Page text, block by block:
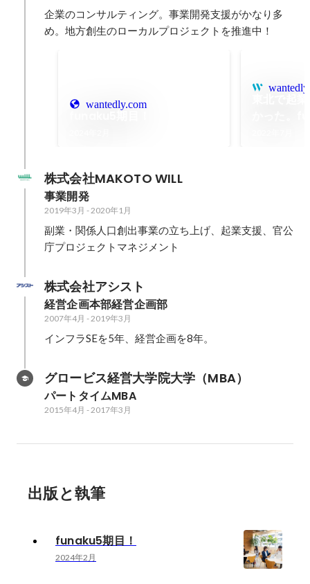
企業のコンサルティング。事業開発支援がかなり多
め。地方創生のローカルプロジェクトを推進中！
wantedly.com
株式会社MAKOTO WILL
事業開発
2019年3月 - 2020年1月
副業・関係人口創出事業の立ち上げ、起業支援、官公
庁プロジェクトマネジメント
株式会社アシスト
経営企画本部経営企画部
2007年4月 - 2019年3月
インフラSEを5年、経営企画を8年。
グロービス経営大学院大学（MBA）
パートタイムMBA
2015年4月 - 2017年3月
出版と執筆
funaku5期目！
2024年2月